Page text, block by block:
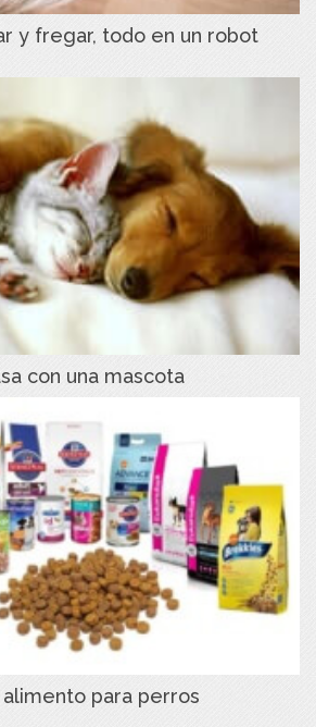
y fregar, todo en un robot
con una mascota
para perros